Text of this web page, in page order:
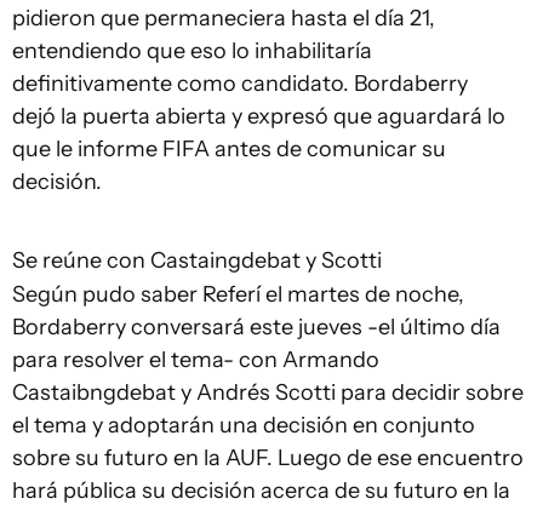
pidieron que permaneciera hasta el día 21,
entendiendo que eso lo inhabilitaría
definitivamente como candidato. Bordaberry
dejó la puerta abierta y expresó que aguardará lo
que le informe FIFA antes de comunicar su
decisión.
Se reúne con Castaingdebat y Scotti
Según pudo saber Referí el martes de noche,
Bordaberry conversará este jueves -el último día
para resolver el tema- con Armando
Castaibngdebat y Andrés Scotti para decidir sobre
el tema y adoptarán una decisión en conjunto
sobre su futuro en la AUF. Luego de ese encuentro
hará pública su decisión acerca de su futuro en la